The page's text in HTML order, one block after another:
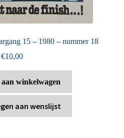
15 – 1980 – nummer 18
€10,00
aan winkelwagen
aan wenslijst